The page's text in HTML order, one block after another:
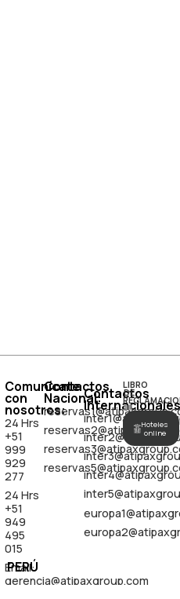
Comunícate
con
nosotros:
24 Hrs
+51
999
929
277
24 Hrs
+51
949
495
015
Email:
gerencia@atipaxgroup.com
PERÚ
Contactos
Nacional:Contactos
LIBRO
DE
Hoteles
online